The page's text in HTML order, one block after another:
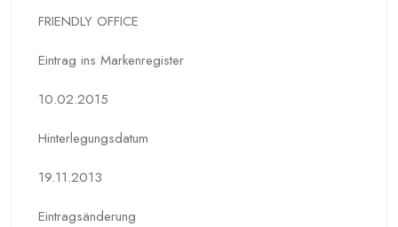
FRIENDLY OFFICE
Eintrag ins Markenregister
10.02.2015
Hinterlegungs­datum
19.11.2013
Eintragsänderung